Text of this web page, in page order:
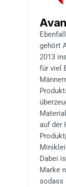
gehört
2013
für viel
auf der
Dabei
Marke
sodass